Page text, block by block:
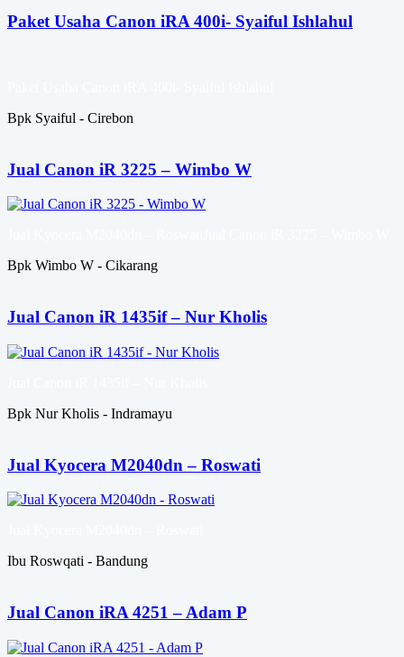
Paket Usaha Canon iRA 400i- Syaiful Ishlahul
Bpk Syaiful - Cirebon
Jual Canon iR 3225 – Wimbo W
Bpk Wimbo W - Cikarang
Jual Canon iR 1435if – Nur Kholis
Bpk Nur Kholis - Indramayu
Jual Kyocera M2040dn – Roswati
Ibu Roswqati - Bandung
Jual Canon iRA 4251 – Adam P